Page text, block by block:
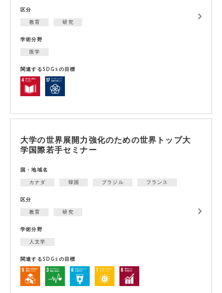
区分
教育
研究
学術分野
医学
関連するSDGsの目標
大学の世界展開力強化のための世界トップ大
学国際若手セミナー
国・地域名
カナダ
韓国 ブラジル フランス
区分
教育
研究
学術分野
人文学
関連するSDGsの目標